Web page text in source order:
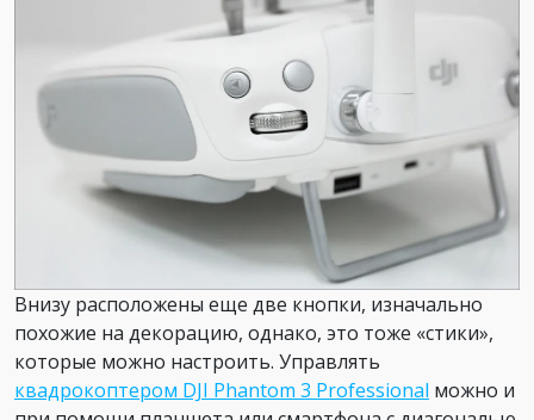
Внизу расположены еще две кнопки, изначально
похожие на декорацию, однако, это тоже «стики»,
которые можно настроить. Управлять
квадрокоптером DJI Phantom 3 Professional можно и